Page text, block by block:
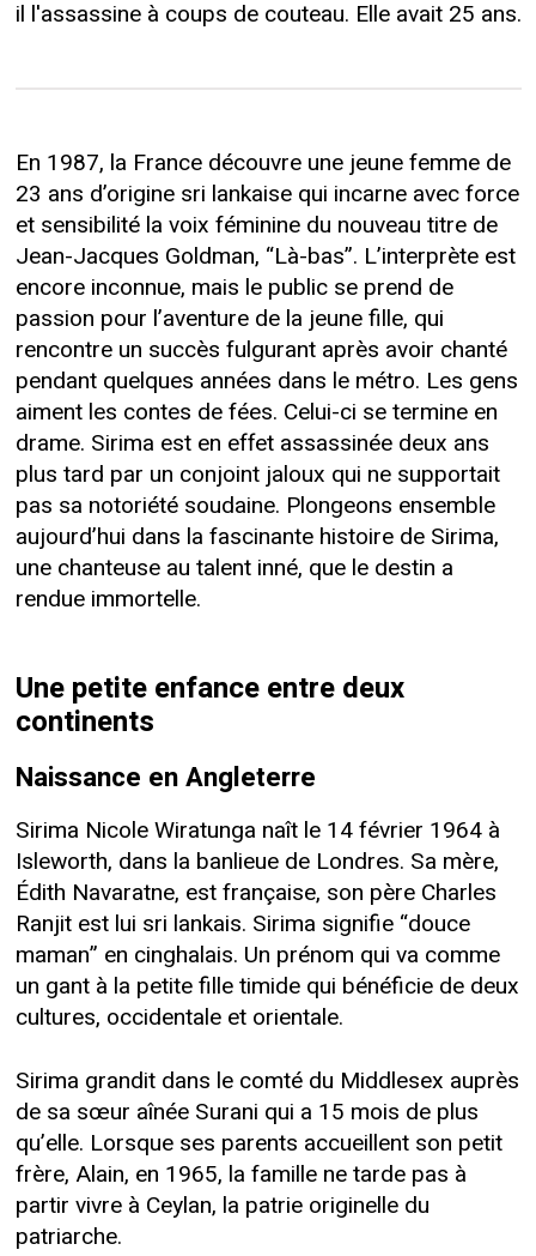
il l'assassine à coups de couteau. Elle avait 25 ans.
En 1987, la France découvre une jeune femme de
23 ans d’origine sri lankaise qui incarne avec force
et sensibilité la voix féminine du nouveau titre de
Jean-Jacques Goldman, “Là-bas”. L’interprète est
encore inconnue, mais le public se prend de
passion pour l’aventure de la jeune fille, qui
rencontre un succès fulgurant après avoir chanté
pendant quelques années dans le métro. Les gens
aiment les contes de fées. Celui-ci se termine en
drame. Sirima est en effet assassinée deux ans
plus tard par un conjoint jaloux qui ne supportait
pas sa notoriété soudaine. Plongeons ensemble
aujourd’hui dans la fascinante histoire de Sirima,
une chanteuse au talent inné, que le destin a
rendue immortelle.
Une petite enfance entre deux
continents
Naissance en Angleterre
Sirima Nicole Wiratunga naît le 14 février 1964 à
Isleworth, dans la banlieue de Londres. Sa mère,
Édith Navaratne, est française, son père Charles
Ranjit est lui sri lankais. Sirima signifie “douce
maman” en cinghalais. Un prénom qui va comme
un gant à la petite fille timide qui bénéficie de deux
cultures, occidentale et orientale.
Sirima grandit dans le comté du Middlesex auprès
de sa sœur aînée Surani qui a 15 mois de plus
qu’elle. Lorsque ses parents accueillent son petit
frère, Alain, en 1965, la famille ne tarde pas à
partir vivre à Ceylan, la patrie originelle du
patriarche.